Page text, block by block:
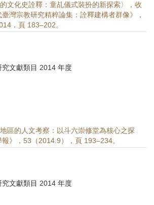
文化史詮釋：童乩儀式裝扮的新探索〉，收
灣宗教研究精粹論集：詮釋建構者群像》，
，頁 183–202。
究文獻類目 2014 年度
區的人文考察：以斗六崇修堂為核心之探
》，53（2014.9），頁 193–234。
究文獻類目 2014 年度